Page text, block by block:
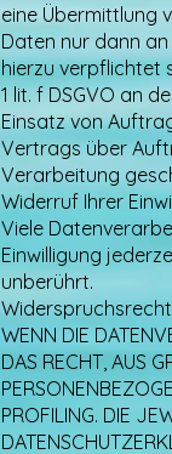
eine Übermittlung
Daten nur dann
hierzu verpflichtet
1 lit. f DSGVO an
Einsatz von
Vertrags über
Verarbeitung
Widerruf Ihrer
Viele
Einwilligung
unberührt.
WENN DIE
DAS RECHT, AUS
PROFILING. DIE